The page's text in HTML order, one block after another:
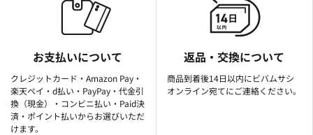
お支払いについて
クレジットカード・Amazon Pay・
楽天ぺイ・d払い・PayPay・代金引
換（現金）・コンビニ払い・Paid決
済・ポイント払いからお選びいただ
けます。
返品・交換について
商品到着後14日以内にビバムサシ
オンライン宛てにご連絡ください。